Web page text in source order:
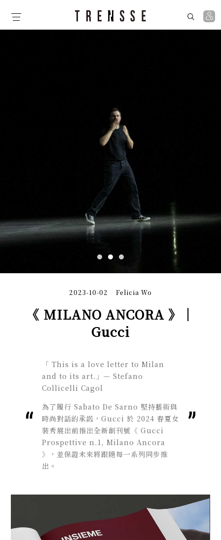
《 MILANO ANCORA 》｜
Gucci
Felicia Wo
2023-10-02
「 This is a love letter to Milan
and to its art.」— Stefano
Collicelli Cagol
為了履行 Sabato De Sarno 堅持藝術與
時尚對話的承諾， Gucci 於 2024 春夏女
裝秀展出前推出全新創刊號《 Gucci
Prospettive n.1, Milano Ancora
》，並保證未來將跟隨每一系列同步推
出。